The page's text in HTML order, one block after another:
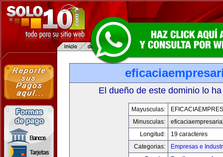
El dueño de este dominio lo
Mayusculas:
Minusculas:
Longitud:
19 caracteres
Categorias:
Empresas e